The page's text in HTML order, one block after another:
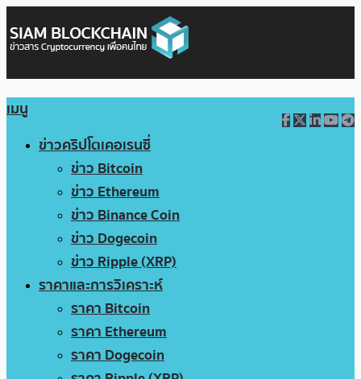
เมนู
ข่าวคริปโตเคอเรนซี่
ข่าว Bitcoin
ข่าว Ethereum
ข่าว Binance Coin
ข่าว Dogecoin
ข่าว Ripple (XRP)
ราคาและการวิเคราะห์
ราคา Bitcoin
ราคา Ethereum
ราคา Dogecoin